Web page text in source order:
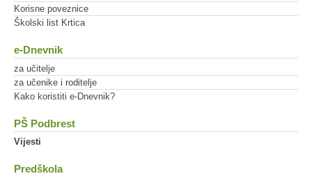
Korisne poveznice
Školski list Krtica
e-Dnevnik
za učitelje
za učenike i roditelje
Kako koristiti e-Dnevnik?
PŠ Podbrest
Vijesti
Predškola